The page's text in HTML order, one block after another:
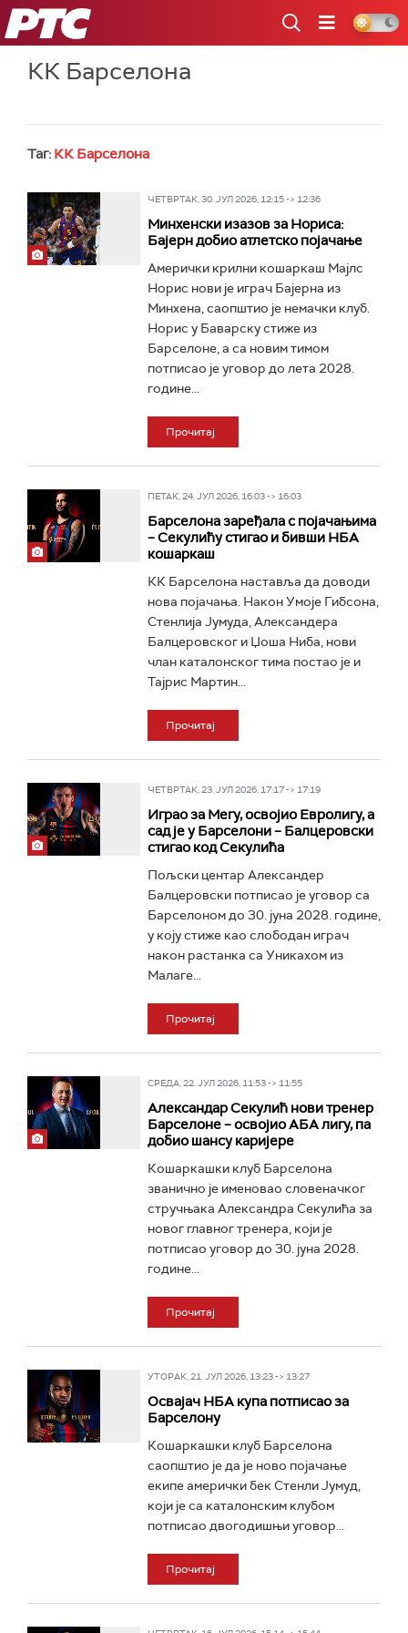
РТС
КК Барселона
Таг: КК Барселона
ЧЕТВРТАК, 30. ЈУЛ 2026, 12:15 -> 12:36
Минхенски изазов за Нориса:
Бајерн добио атлетско појачање
Амерички крилни кошаркаш Мајлс
Норис нови је играч Бајерна из
Минхена, саопштио је немачки клуб.
Норис у Баварску стиже из
Барселоне, а са новим тимом
потписао је уговор до лета 2028.
године...
Прочитај
ПЕТАК, 24. ЈУЛ 2026, 16:03 -> 16:03
Барселона заређала с појачањима
– Секулићу стигао и бивши НБА
кошаркаш
КК Барселона наставља да доводи
нова појачања. Након Умоје Гибсона,
Стенлија Јумуда, Александера
Балцеровског и Џоша Ниба, нови
члан каталонског тима постао је и
Тајрис Мартин...
Прочитај
ЧЕТВРТАК, 23. ЈУЛ 2026, 17:17 -> 17:19
Играо за Мегу, освојио Евролигу, а
сад је у Барселони – Балцеровски
стигао код Секулића
Пољски центар Александер
Балцеровски потписао је уговор са
Барселоном до 30. јуна 2028. године,
у коју стиже као слободан играч
након растанка са Уникахом из
Малаге...
Прочитај
СРЕДА, 22. ЈУЛ 2026, 11:53 -> 11:55
Александар Секулић нови тренер
Барселоне – освојио АБА лигу, па
добио шансу каријере
Кошаркашки клуб Барселона
званично је именовао словеначког
стручњака Александра Секулића за
новог главног тренера, који је
потписао уговор до 30. јуна 2028.
године...
Прочитај
УТОРАК, 21. ЈУЛ 2026, 13:23 -> 13:27
Освајач НБА купа потписао за
Барселону
Кошаркашки клуб Барселона
саопштио је да је ново појачање
екипе амерички бек Стенли Јумуд,
који је са каталонским клубом
потписао двогодишњи уговор...
Прочитај